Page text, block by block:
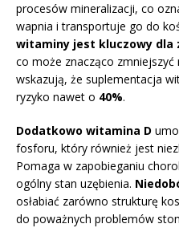
procesów mineralizacji, co
wapnia i transportuje go do
witaminy jest kluczowy dla
co może znacząco zmniejszyć
wskazują, że suplementacja
ryzyko nawet o 40%.
Dodatkowo witamina D
fosforu, który również jest
Pomaga w zapobieganiu
ogólny stan uzębienia.
osłabiać zarówno strukturę
do poważnych problemów